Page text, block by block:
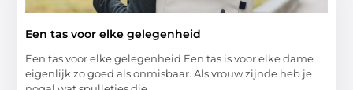
Een tas voor elke gelegenheid
Een tas voor elke gelegenheid Een tas is voor elke dame
eigenlijk zo goed als onmisbaar. Als vrouw zijnde heb je